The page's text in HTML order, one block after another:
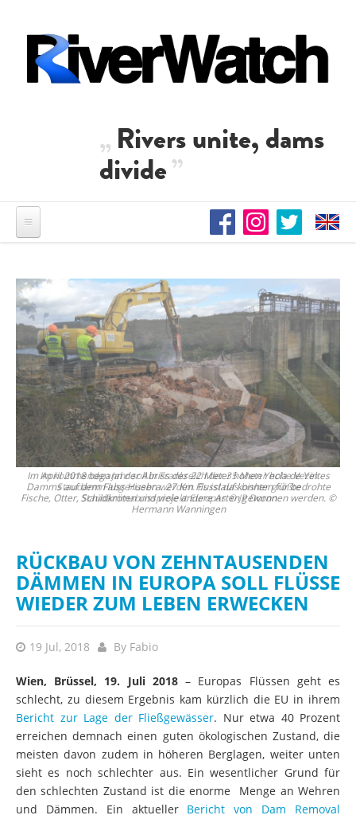
Rivers unite, dams
divide
Im kommenden Jahr soll in Frankreich der 35 Meter hohe Vezin
Staudamm abgerissen werden. Es ist das bisher größte
Staudammabrissprojekt Europas © JP Doron
RÜCKBAU VON ZEHNTAUSENDEN
DÄMMEN IN EUROPA SOLL FLÜSSE
WIEDER ZUM LEBEN ERWECKEN
schlecht, zu diesem Ergebnis kam kürzlich die EU in ihrem
Bericht zur Lage der Fließgewässer
erreichen demnach einen guten ökologischen Zustand, die
meisten davon zudem in höheren Berglagen, weiter unten
sieht es noch schlechter aus. Ein wesentlicher Grund für
Bericht von Dam Removal